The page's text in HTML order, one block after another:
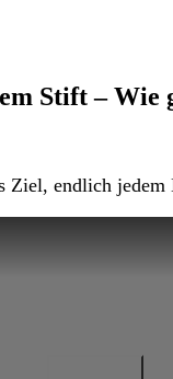
Stift – Wie
Ziel, endlich